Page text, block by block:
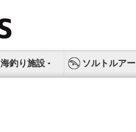
海釣り施設 ソルトルアー